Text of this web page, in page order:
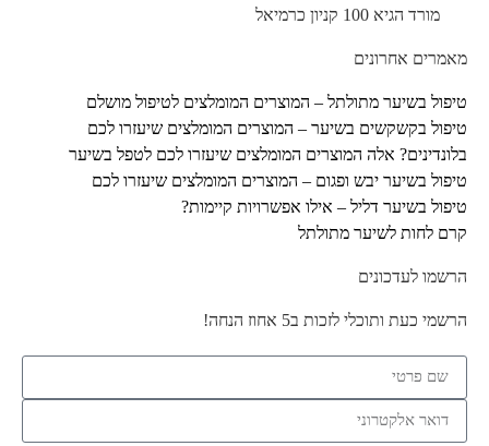
מורד הגיא 100 קניון כרמיאל
מאמרים אחרונים
טיפול בשיער מתולתל – המוצרים המומלצים לטיפול מושלם
טיפול בקשקשים בשיער – המוצרים המומלצים שיעזרו לכם
בלונדינים? אלה המוצרים המומלצים שיעזרו לכם לטפל בשיער
טיפול בשיער יבש ופגום – המוצרים המומלצים שיעזרו לכם
טיפול בשיער דליל – אילו אפשרויות קיימות?
קרם לחות לשיער מתולתל
הרשמו לעדכונים
הרשמי כעת ותוכלי לזכות ב5 אחוז הנחה!